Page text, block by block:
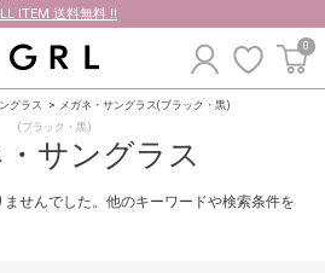
ITEM 送料無料 !!
0
グラス メガネ・サングラス(ブラック・黒)
サングラス
(ブラック・黒)
せんでした。他のキーワードや検索条件を